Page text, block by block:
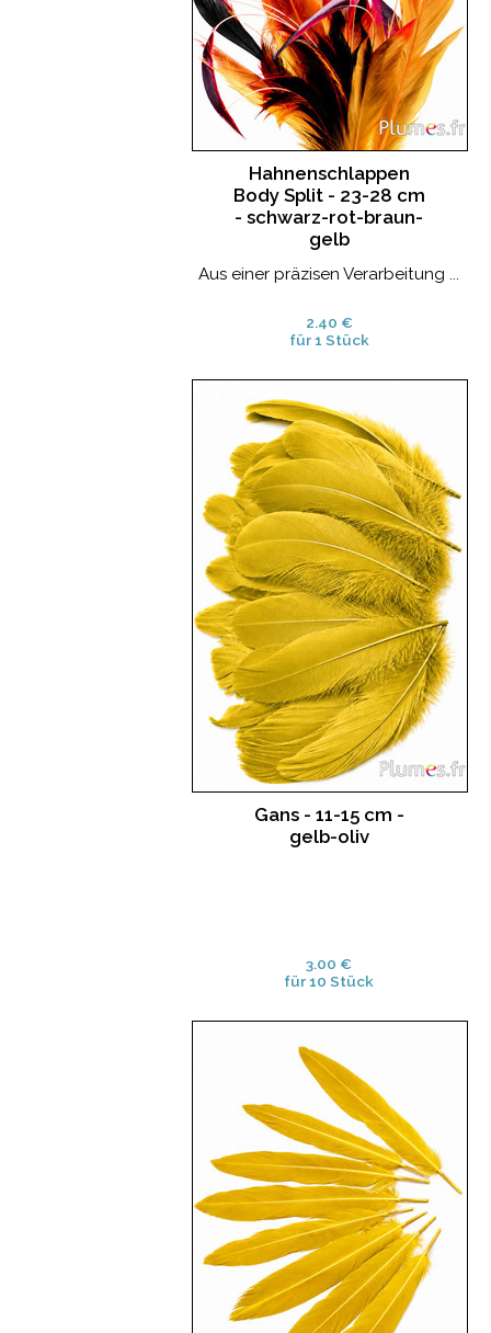
Hahnenschlappen
Body Split - 23-28 cm
- schwarz-rot-braun-
gelb
Aus einer präzisen Verarbeitung ...
2.40 €
für 1 Stück
Gans - 11-15 cm -
gelb-oliv
3.00 €
für 10 Stück